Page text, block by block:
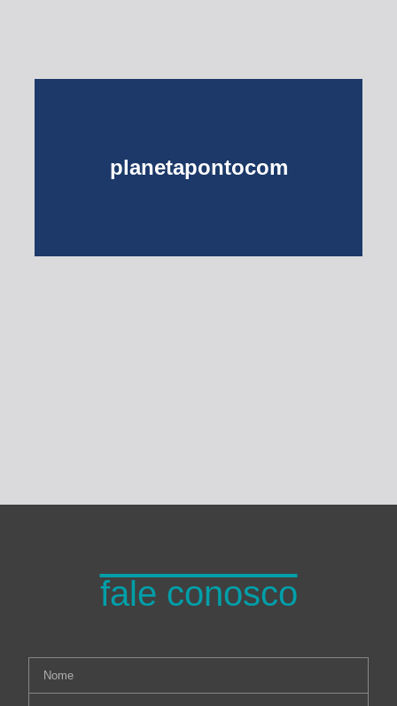
planetapontocom
fale conosco